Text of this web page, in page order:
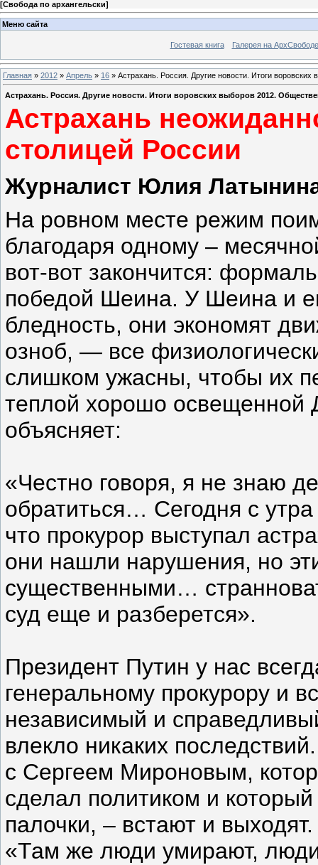
[Свобода по архангельски]
Меню сайта
Гостевая книга Галерея на АрхСвободе
Главная » 2012 » Апрель » 16 » Астрахань. Россия. Другие новости. Итоги
Астрахань. Россия. Другие новости. Итоги воровских выборов 2012.
Астрахань
столицей России
Журналист Юлия
На ровном месте режим
благодаря одному –
вот-вот закончится:
победой Шеина. У Шеина и
бледность, они экономят
озноб, — все
слишком ужасны, чтобы их
теплой хорошо освещенной
объясняет:
«Честно говоря, я не знаю
обратиться… Сегодня с
что прокурор выступал
они нашли нарушения, но
существенными…
суд еще и разберется».
Президент Путин у нас
генеральному прокурору и
независимый и
влекло никаких
с Сергеем Мироновым,
сделал политиком и
палочки, – встают и
«Там же люди умирают,